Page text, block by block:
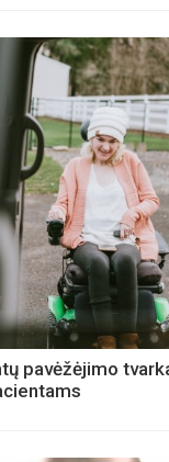
pavėžėjimo